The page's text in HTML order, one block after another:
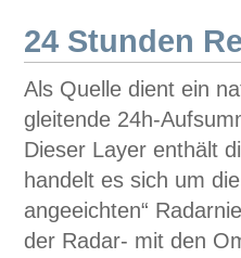
24 Stunden
Als Quelle dient ein
gleitende 24h-
Dieser Layer enthält
handelt es sich um
angeeichten“
der Radar- mit den